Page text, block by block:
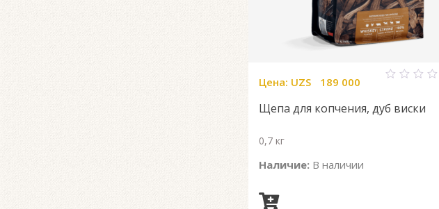
of
Цена: UZS 189 000
Щепа для копчения, дуб виски
0,7 кг
Наличие: В наличии